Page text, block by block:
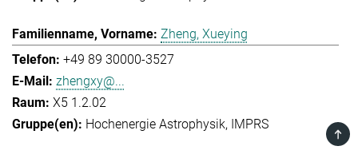
Zheng, Xueying
+49 89 30000-3527
zhengxy@...
X5 1.2.02
Hochenergie Astrophysik
IMPRS
TOP